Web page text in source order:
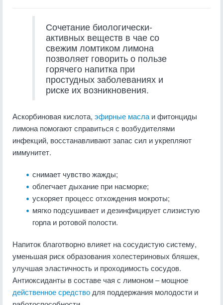
Сочетание биологически-
активных веществ в чае со
свежим ломтиком лимона
позволяет говорить о пользе
горячего напитка при
простудных заболеваниях и
риске их возникновения.
Аскорбиновая кислота, эфирные масла и фитонциды
лимона помогают справиться с возбудителями
инфекций, восстанавливают запас сил и укрепляют
иммунитет.
снимает чувство жажды;
облегчает дыхание при насморке;
ускоряет процесс отхождения мокроты;
мягко подсушивает и дезинфицирует слизистую
горла и ротовой полости.
Напиток благотворно влияет на сосудистую систему,
уменьшая риск образования холестериновых бляшек,
улучшая эластичность и проходимость сосудов.
Антиоксиданты в составе чая с лимоном – мощное
действенное средство для поддержания молодости и